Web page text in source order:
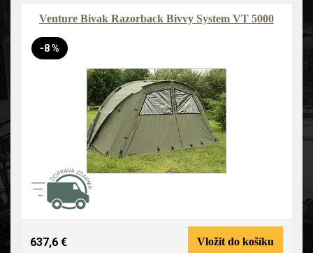
Venture Bivak Razorback Bivvy System VT 5000
-8 %
637,6 € Vložit do košíku